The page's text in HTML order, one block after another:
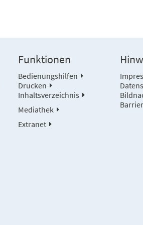
Funktionen
Bedienungshilfen
Drucken
Inhaltsverzeichnis
Mediathek
Extranet